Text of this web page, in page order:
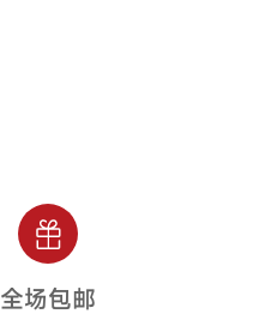
全场包邮